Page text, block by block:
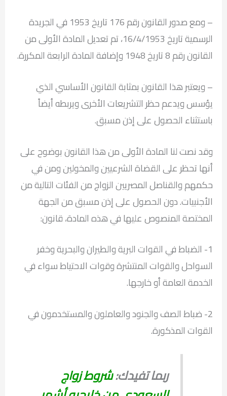
– ومع صدور القانون رقم 176 تاريخ 1953 في الجريدة
الرسمية تاريخ 16/4/1953، تم تعديل المادة الأولى من
القانون رقم 8 تاريخ 1948 وإضافة المادة الرابعة المكررة.
– ويعتبر هذا القانون بمثابة القانون الأساسي الذي
يؤسس ويدعم حظر التشريعات الأخرى ويربطه أيضاً
باستثناء الحصول على إذن مسبق.
وقد نصت لنا المادة الأولى من هذا القانون بوضوح على
أنها تحظر على القضاة الشرعيين والمخولين ومن في
حكمهم والقناصل المصريين الزواج من الفئات التالية من
الأجنبيات. دون الحصول على إذن مسبق من الجهة
المختصة المنصوص عليها في هذه المادة، قانون:
1- الضباط في القوات البرية والطيران والبحرية وخفر
السواحل والقوات المنتشرة وقوات الاحتياط سواء في
الخدمة العامة أو خارجها.
2- ضباط الصف والجنود والعاملون والمستخدمون في
القوات المذكورة.
ربما تفيدك:شروط زواج